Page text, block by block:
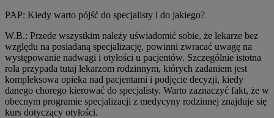
PAP: Kiedy warto pójść do specjalisty i do jakiego?
W.B.: Przede wszystkim należy uświadomić sobie, że lekarze bez
względu na posiadaną specjalizację, powinni zwracać uwagę na
występowanie nadwagi i otyłości u pacjentów. Szczególnie istotna
rola przypada tutaj lekarzom rodzinnym, których zadaniem jest
kompleksowa opieka nad pacjentami i podjęcie decyzji, kiedy
danego chorego kierować do specjalisty. Warto zaznaczyć fakt, że w
obecnym programie specjalizacji z medycyny rodzinnej znajduje się
kurs dotyczący otyłości.